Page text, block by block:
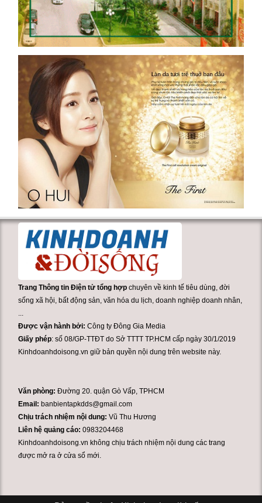
Trang Thông tin Điện tử tổng hợp chuyên về kinh tế tiêu dùng, đời
sống xã hội, bất động sản, văn hóa du lịch, doanh nghiệp doanh nhân,
...
Được vận hành bởi:Công ty Đông Gia Media
Giấy phép: số 08/GP-TTĐT do Sở TTTT TP.HCM cấp ngày 30/1/2019
Kinhdoanhdoisong.vn giữ bản quyền nội dung trên website này.
Văn phòng:Đường 20. quận Gò Vấp, TPHCM
Email: banbientapkdds@gmail.com
Chịu trách nhiệm nội dung: Vũ Thu Hương
Liên hệ quảng cáo:0983204468
Kinhdoanhdoisong.vn không chịu trách nhiệm nội dung các trang
được mở ra ở cửa sổ mới.